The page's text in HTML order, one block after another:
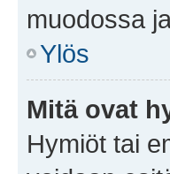
muodossa
Ylös
Mitä ovat
Hymiöt tai